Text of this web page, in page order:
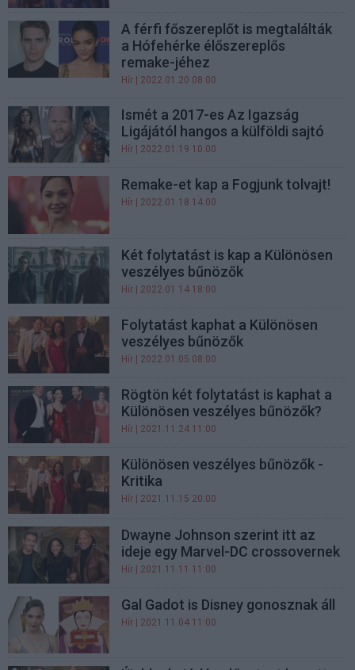
A férfi főszereplőt is megtalálták
a Hófehérke élőszereplős
remake-jéhez
Hír | 2022.01.20 08:00
Ismét a 2017-es Az Igazság
Ligájától hangos a külföldi sajtó
Hír | 2022.01.19 10:00
Remake-et kap a Fogjunk tolvajt!
Hír | 2022.01.18 14:00
Két folytatást is kap a Különösen
veszélyes bűnözők
Hír | 2022.01.14 18:00
Folytatást kaphat a Különösen
veszélyes bűnözők
Hír | 2022.01.05 08:00
Rögtön két folytatást is kaphat a
Különösen veszélyes bűnözők?
Hír | 2021.11.24 11:00
Különösen veszélyes bűnözők -
Kritika
Hír | 2021.11.15 20:00
Dwayne Johnson szerint itt az
ideje egy Marvel-DC crossovernek
Hír | 2021.11.11 11:00
Gal Gadot is Disney gonosznak áll
Hír | 2021.11.04 11:00